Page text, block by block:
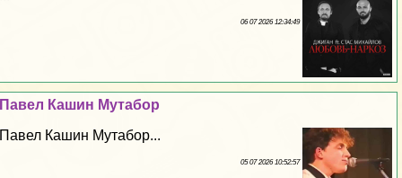
06 07 2026 12:34:49
Павел Кашин Мутабор
Павел Кашин Мутабор...
05 07 2026 10:52:57